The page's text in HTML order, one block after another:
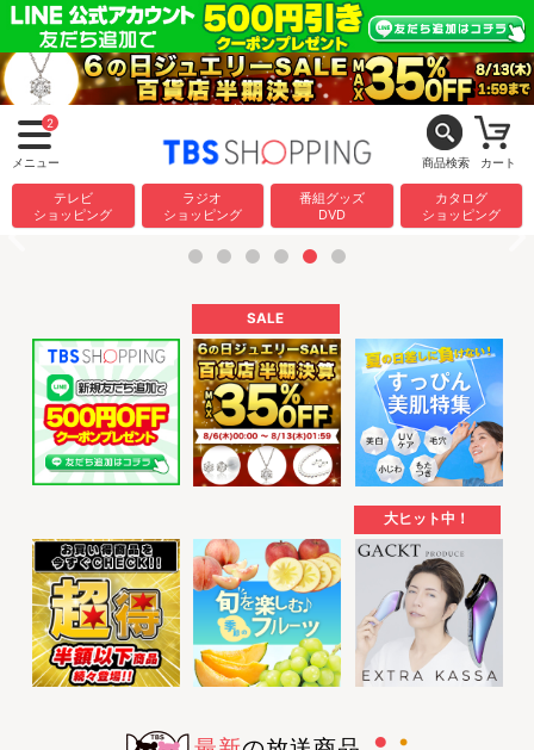
2
メニュー 商品検索 カート
テレビ
ショッピング
ラジオ
ショッピング
番組グッズ
DVD
カタログ
ショッピング
SALE
大ヒット中！